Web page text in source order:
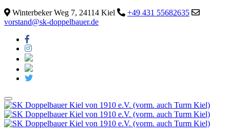
Winterbeker Weg 7, 24114 Kiel
+49 431 55682635
vorstand@sk-doppelbauer.de